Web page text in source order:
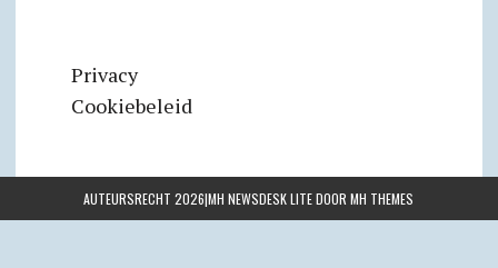
Privacy
Cookiebeleid
AUTEURSRECHT 2026|MH NEWSDESK LITE DOORMH THEMES